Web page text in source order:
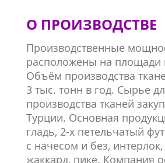
О ПРОИЗВОДСТВЕ
Производственные
расположены на площади
Объём производства
3 тыс. тонн в год. Сырье
производства тканей
Турции. Основная
гладь, 2-х петельчатый
с начесом и без,
жаккард, пике. Компания